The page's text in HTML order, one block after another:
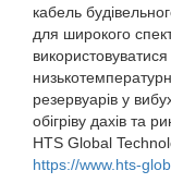
кабель
для широкого
резервуарів у
обігріву дахів та
HTS Global
https://www.hts-